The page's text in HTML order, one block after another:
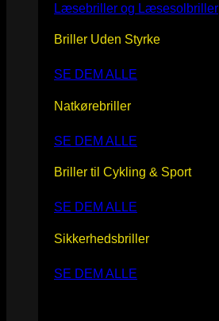
Læsebriller og Læsesolbriller
Briller Uden Styrke
SE DEM ALLE
Natkørebriller
SE DEM ALLE
Briller til Cykling & Sport
SE DEM ALLE
Sikkerhedsbriller
SE DEM ALLE